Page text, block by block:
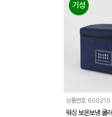
기성
상품번호 600215
워싱 보온보냉 쿨